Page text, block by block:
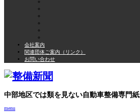
会社案内
関連団体ご案内（リンク）
お問い合わせ
中部地区では類を見ない自動車整備専門紙
menu